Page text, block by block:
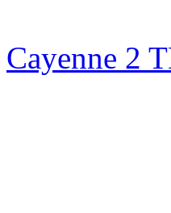
Cayenne 2